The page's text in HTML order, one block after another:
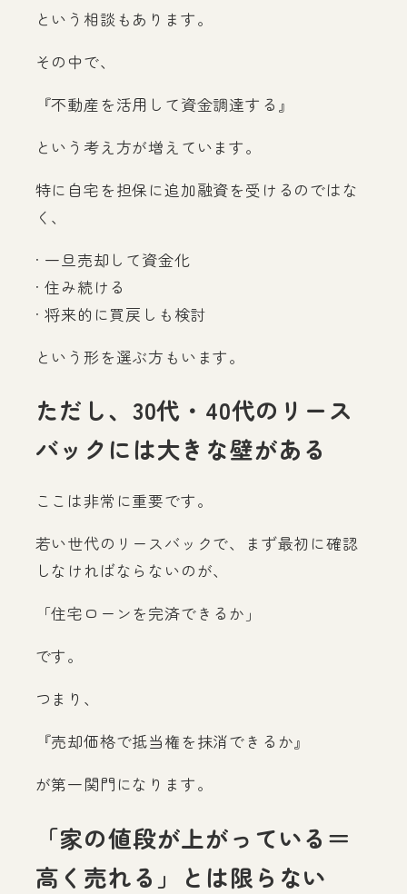
という相談もあります。
その中で、
『不動産を活用して資金調達する』
という考え方が増えています。
特に自宅を担保に追加融資を受けるのではな
く、
· 一旦売却して資金化
· 住み続ける
· 将来的に買戻しも検討
という形を選ぶ方もいます。
ただし、30代・40代のリース
バックには大きな壁がある
ここは非常に重要です。
若い世代のリースバックで、まず最初に確認
しなければならないのが、
「住宅ローンを完済できるか」
です。
つまり、
『売却価格で抵当権を抹消できるか』
が第一関門になります。
「家の値段が上がっている＝
高く売れる」とは限らない